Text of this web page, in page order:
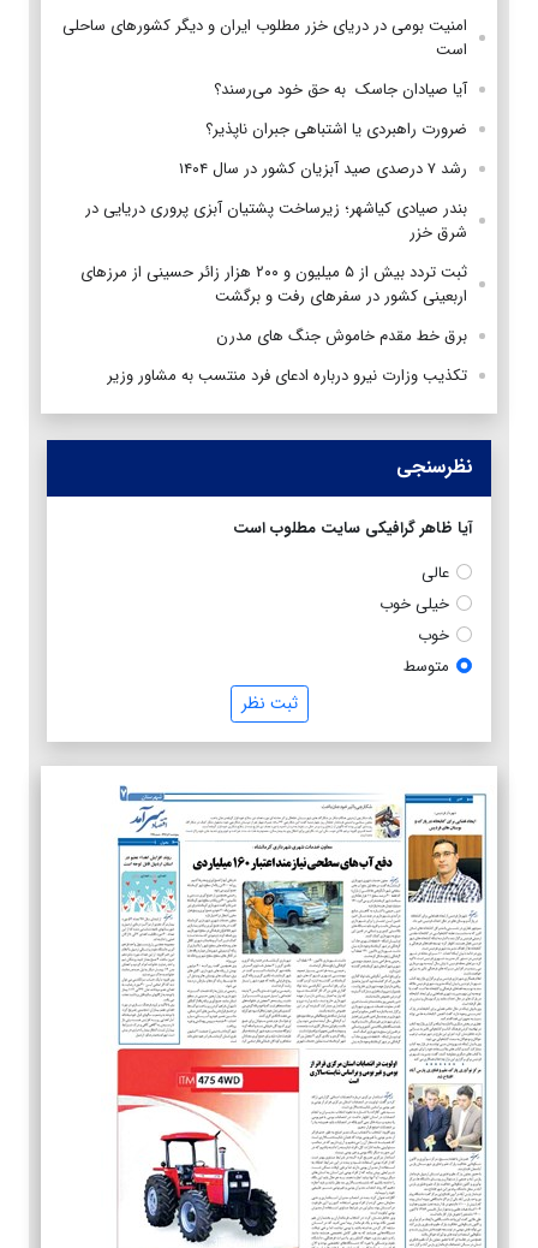
امنیت بومی در دریای خزر مطلوب ایران و دیگر کشورهای ساحلی
است
آیا صیادان جاسک به حق خود می‌رسند؟
ضرورت راهبردی یا اشتباهی جبران ناپذیر؟
رشد ۷ درصدی صید آبزیان کشور در سال ۱۴۰۴
بندر صیادی کیاشهر؛ زیرساخت پشتیان آبزی پروری دریایی در
شرق خزر
ثبت تردد بیش از ۵ میلیون و ۲۰۰ هزار زائر حسینی از مرزهای
اربعینی کشور در سفرهای رفت و برگشت
برق خط مقدم خاموش جنگ های مدرن
تکذیب وزارت نیرو درباره ادعای فرد منتسب به مشاور وزیر
نظرسنجی
آیا ظاهر گرافیکی سایت مطلوب است
عالی
خیلی خوب
خوب
متوسط
ثبت نظر